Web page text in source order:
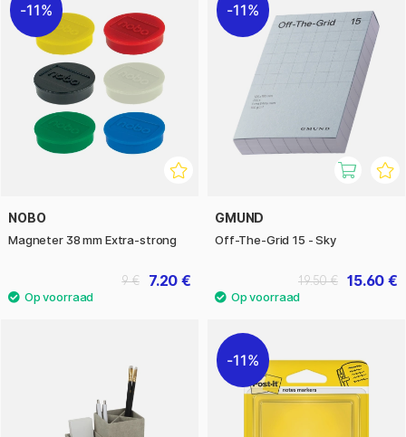
11%
NOBO
Magneter 38 mm Extra-strong
7.20 €
9 €
11%
GMUND
Off-The-Grid 15 - Sky
15.60 €
19.50 €
11%